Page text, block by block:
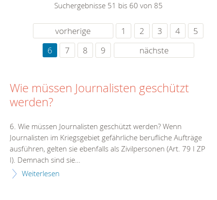
Suchergebnisse 51 bis 60 von 85
vorherige 1 2 3 4
5
6
7 8 9 nächste
Wie müssen Journalisten geschützt
werden?
6. Wie müssen Journalisten geschützt werden? Wenn
Journalisten im Kriegsgebiet gefährliche berufliche Aufträge
ausführen, gelten sie ebenfalls als Zivilpersonen (Art. 79 I ZP
I). Demnach sind sie…
Weiterlesen